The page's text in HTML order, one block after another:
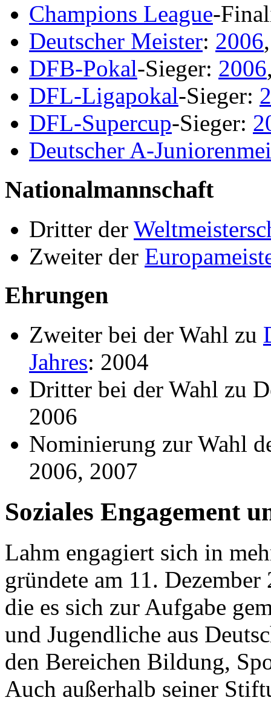
Champions League-
Deutscher Meister: 2006
DFB-Pokal-Sieger: 2006
DFL-Ligapokal-Sieger:
DFL-Supercup-Sieger:
Deutscher A-
Nationalmannschaft
Dritter der
Zweiter der
Ehrungen
Zweiter bei der Wahl zu
Jahres: 2004
Dritter bei der Wahl zu
2006
Nominierung zur Wahl
2006, 2007
Soziales Engagement
Lahm engagiert sich in
gründete am 11.
die es sich zur Aufgabe
und Jugendliche aus
den Bereichen Bildung,
Auch außerhalb seiner